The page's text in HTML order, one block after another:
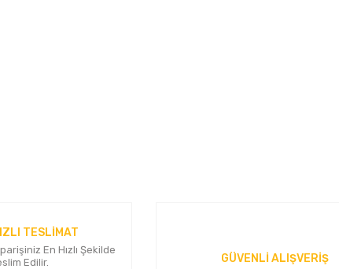
TESLİMAT
En Hızlı Şekilde
Edilir.
GÜVENLİ ALIŞVERİŞ